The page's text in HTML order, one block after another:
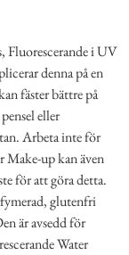
Fluorescerande i UV
denna på en
fäster bättre på
eller
Arbeta inte för
Make-up kan även
för att göra detta.
glutenfri
är avsedd för
Water